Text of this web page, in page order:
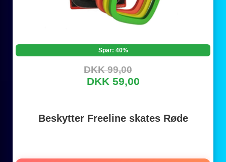
Spar: 40%
DKK 99,00
DKK 59,00
Beskytter Freeline skates Røde